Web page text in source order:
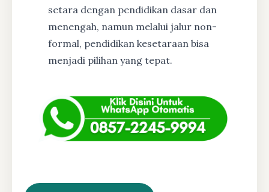
setara dengan pendidikan dasar dan
menengah, namun melalui jalur non-
formal, pendidikan kesetaraan bisa
menjadi pilihan yang tepat.